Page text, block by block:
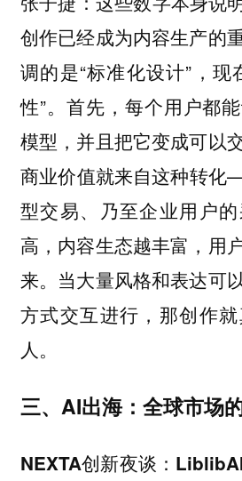
创作已经成为内容生产的
调的是“标准化设计”，现
性”。首先，每个用户都
模型，并且把它变成可以
商业价值就来自这种转
型交易、乃至企业用户
高，内容生态越丰富，用
来。当大量风格和表达可
方式交互进行，那创作
人。
三、AI出海：全球市场
NEXTA创新夜谈 ：